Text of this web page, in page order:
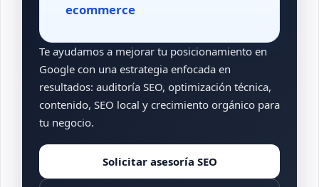
ecommerce
Te ayudamos a mejorar tu posicionamiento en
Google con una estrategia enfocada en
resultados: auditoría SEO, optimización técnica,
contenido, SEO local y crecimiento orgánico para
tu negocio.
Solicitar asesoría SEO